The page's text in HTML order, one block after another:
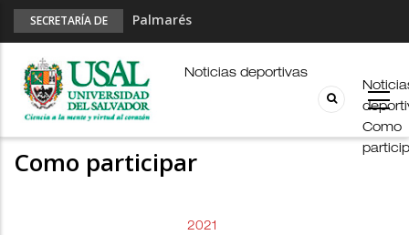
SECRETARÍA DE
Palmarés
Esports en pandemia
USAL en los E-JUAR
JUAR
Fútbol Online
Como
Noticias deportivas
Como participar
2021